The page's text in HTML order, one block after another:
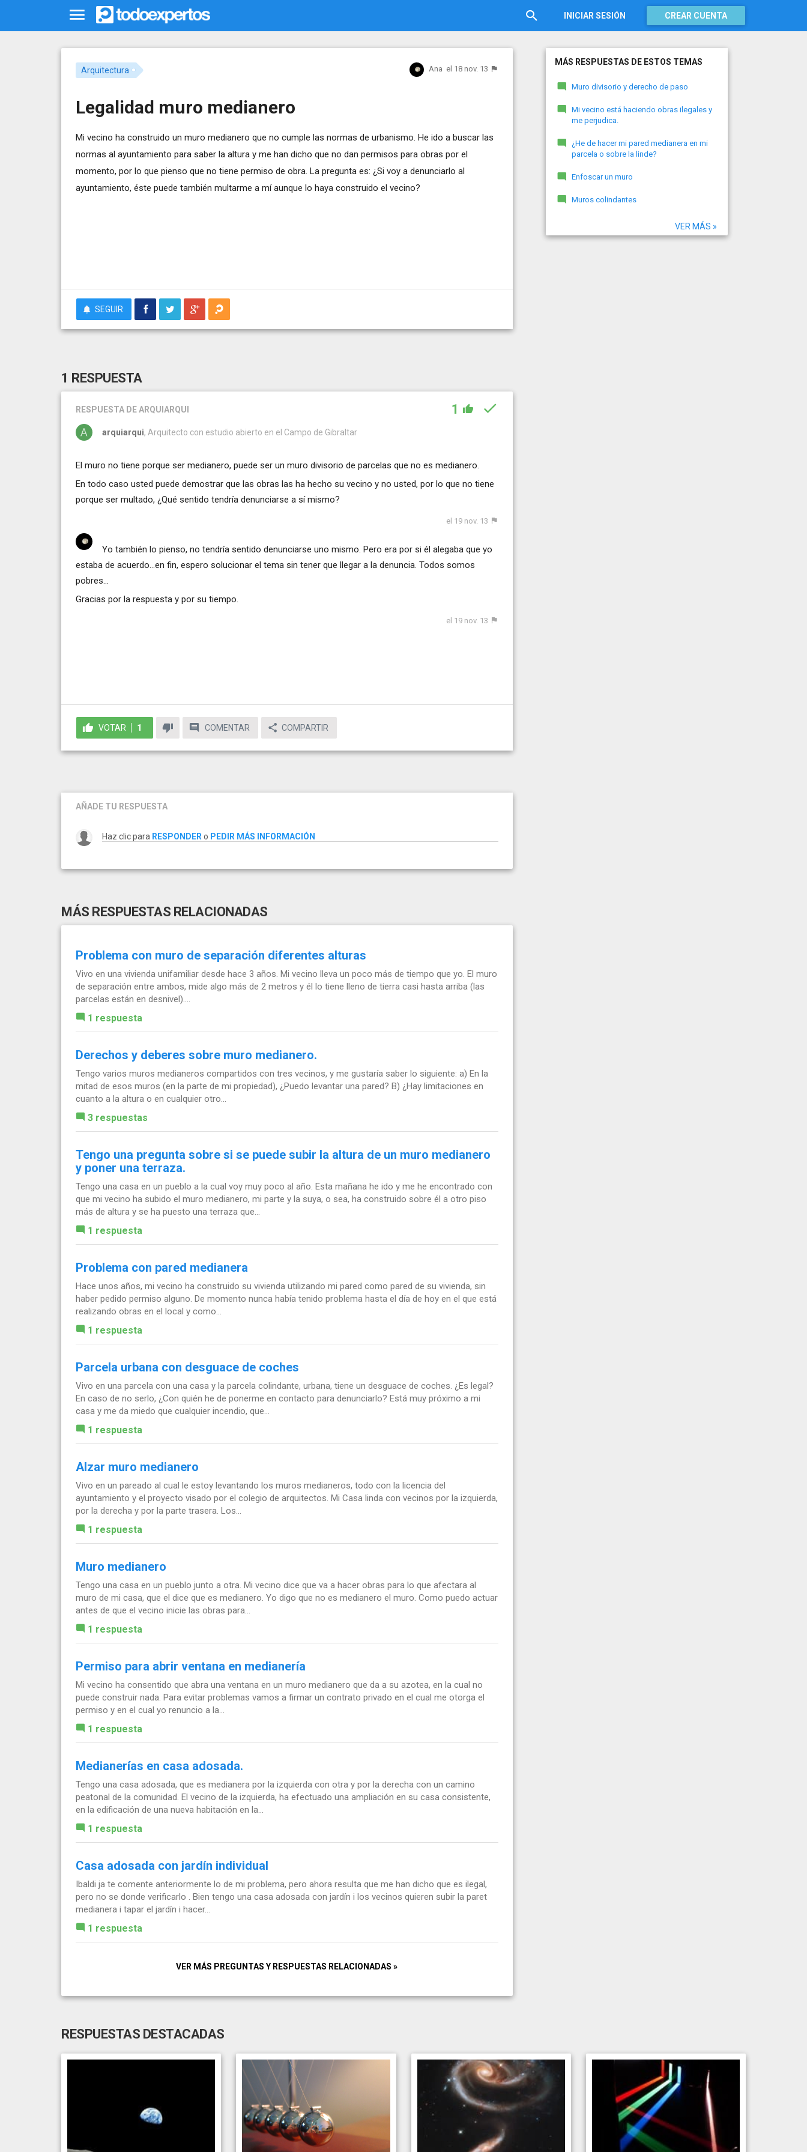
INICIAR SESIÓN CREAR CUENTA
Arquitectura Ana el 18 nov. 13
Legalidad muro medianero
Mi vecino ha construido un muro medianero que no cumple las normas de urbanismo. He ido a buscar las
normas al ayuntamiento para saber la altura y me han dicho que no dan permisos para obras por el
momento, por lo que pienso que no tiene permiso de obra. La pregunta es: ¿Si voy a denunciarlo al
ayuntamiento, éste puede también multarme a mí aunque lo haya construido el vecino?
SEGUIR
1 RESPUESTA
RESPUESTA DE ARQUIARQUI 1
arquiarqui, Arquitecto con estudio abierto en el Campo de Gibraltar
El muro no tiene porque ser medianero, puede ser un muro divisorio de parcelas que no es medianero.
En todo caso usted puede demostrar que las obras las ha hecho su vecino y no usted, por lo que no tiene
porque ser multado, ¿Qué sentido tendría denunciarse a sí mismo?
el 19 nov. 13
Yo también lo pienso, no tendría sentido denunciarse uno mismo. Pero era por si él alegaba que yo
estaba de acuerdo...en fin, espero solucionar el tema sin tener que llegar a la denuncia. Todos somos
pobres...
Gracias por la respuesta y por su tiempo.
el 19 nov. 13
VOTAR 1 COMENTAR COMPARTIR
AÑADE TU RESPUESTA
Haz clic para RESPONDERo PEDIR MÁS INFORMACIÓN
MÁS RESPUESTAS RELACIONADAS
Problema con muro de separación diferentes alturas
Vivo en una vivienda unifamiliar desde hace 3 años. Mi vecino lleva un poco más de tiempo que yo. El muro
de separación entre ambos, mide algo más de 2 metros y él lo tiene lleno de tierra casi hasta arriba (las
parcelas están en desnivel)....
1 respuesta
Derechos y deberes sobre muro medianero.
Tengo varios muros medianeros compartidos con tres vecinos, y me gustaría saber lo siguiente: a) En la
mitad de esos muros (en la parte de mi propiedad), ¿Puedo levantar una pared? B) ¿Hay limitaciones en
cuanto a la altura o en cualquier otro...
3 respuestas
Tengo una pregunta sobre si se puede subir la altura de un muro medianero
y poner una terraza.
Tengo una casa en un pueblo a la cual voy muy poco al año. Esta mañana he ido y me he encontrado con
que mi vecino ha subido el muro medianero, mi parte y la suya, o sea, ha construido sobre él a otro piso
más de altura y se ha puesto una terraza que...
1 respuesta
Problema con pared medianera
Hace unos años, mi vecino ha construido su vivienda utilizando mi pared como pared de su vivienda, sin
haber pedido permiso alguno. De momento nunca había tenido problema hasta el día de hoy en el que está
realizando obras en el local y como...
1 respuesta
Parcela urbana con desguace de coches
Vivo en una parcela con una casa y la parcela colindante, urbana, tiene un desguace de coches. ¿Es legal?
En caso de no serlo, ¿Con quién he de ponerme en contacto para denunciarlo? Está muy próximo a mi
casa y me da miedo que cualquier incendio, que...
1 respuesta
Alzar muro medianero
Vivo en un pareado al cual le estoy levantando los muros medianeros, todo con la licencia del
ayuntamiento y el proyecto visado por el colegio de arquitectos. Mi Casa linda con vecinos por la izquierda,
por la derecha y por la parte trasera. Los...
1 respuesta
Muro medianero
Tengo una casa en un pueblo junto a otra. Mi vecino dice que va a hacer obras para lo que afectara al
muro de mi casa, que el dice que es medianero. Yo digo que no es medianero el muro. Como puedo actuar
antes de que el vecino inicie las obras para...
1 respuesta
Permiso para abrir ventana en medianería
Mi vecino ha consentido que abra una ventana en un muro medianero que da a su azotea, en la cual no
puede construir nada. Para evitar problemas vamos a firmar un contrato privado en el cual me otorga el
permiso y en el cual yo renuncio a la...
1 respuesta
Medianerías en casa adosada.
Tengo una casa adosada, que es medianera por la izquierda con otra y por la derecha con un camino
peatonal de la comunidad. El vecino de la izquierda, ha efectuado una ampliación en su casa consistente,
en la edificación de una nueva habitación en la...
1 respuesta
Casa adosada con jardín individual
Ibaldi ja te comente anteriormente lo de mi problema, pero ahora resulta que me han dicho que es ilegal,
pero no se donde verificarlo . Bien tengo una casa adosada con jardín i los vecinos quieren subir la paret
medianera i tapar el jardín i hacer...
1 respuesta
VER MÁS PREGUNTAS Y RESPUESTAS RELACIONADAS »
MÁS RESPUESTAS DE ESTOS TEMAS
Muro divisorio y derecho de paso
Mi vecino está haciendo obras ilegales y
me perjudica.
¿He de hacer mi pared medianera en mi
parcela o sobre la linde?
Enfoscar un muro
Muros colindantes
VER MÁS »
RESPUESTAS DESTACADAS